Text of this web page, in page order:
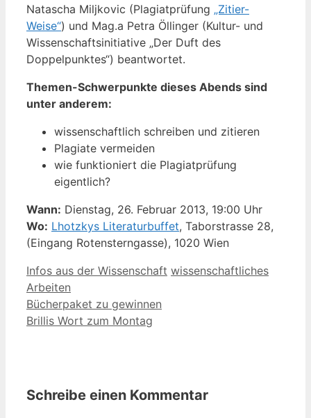
Natascha Miljkovic (Plagiatprüfung „Zitier-
Weise“) und Mag.a Petra Öllinger (Kultur- und
Wissenschaftsinitiative „Der Duft des
Doppelpunktes“) beantwortet.
Themen-Schwerpunkte dieses Abends sind
unter anderem:
wissenschaftlich schreiben und zitieren
Plagiate vermeiden
wie funktioniert die Plagiatprüfung
eigentlich?
Wann: Dienstag, 26. Februar 2013, 19:00 Uhr
Wo: Lhotzkys Literaturbuffet, Taborstrasse 28,
(Eingang Rotensterngasse), 1020 Wien
Kategorien
Infos aus der Wissenschaft Schlagwörter
wissenschaftliches
Arbeiten
Bücherpaket zu gewinnen
Brillis Wort zum Montag
Schreibe einen Kommentar